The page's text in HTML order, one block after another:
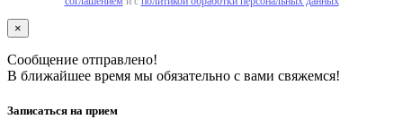
×
Сообщение отправлено!
В ближайшее время мы обязательно с вами свяжемся!
Записаться на прием